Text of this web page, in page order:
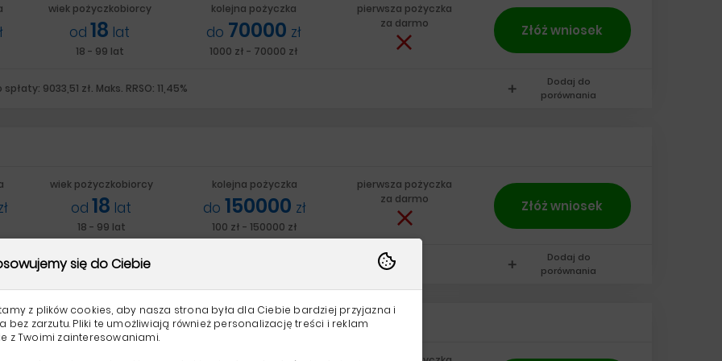
się do Ciebie
z plików cookies, aby nasza strona była dla Ciebie bardziej przyjazna i
bez zarzutu. Pliki te umożliwiają również personalizację treści i reklam
z Twoimi zainteresowaniami.
wiek pożyczkobiorcy
od 18 lat
18 - 99 lat
kolejna pożyczka
do 70000 zł
1000 zł - 70000 zł
pierwsza pożyczka
za darmo
Złóż wniosek
9033,51 zł. Maks. RRSO: 11,45% add
Dodaj do
porównania
wiek pożyczkobiorcy
od 18 lat
18 - 99 lat
kolejna pożyczka
do 150000 zł
100 zł - 150000 zł
pierwsza pożyczka
za darmo
Złóż wniosek
10900zł. Maks. RRSO: 36% add
Dodaj do
porównania